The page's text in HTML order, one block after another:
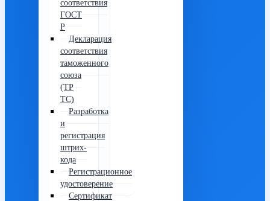
соответствия
ГОСТ
Р
Декларация
соответствия
таможенного
союза
(ТР
ТС)
Разработка
и
регистрация
штрих-
кода
Регистрационное
удостоверение
Сертификат